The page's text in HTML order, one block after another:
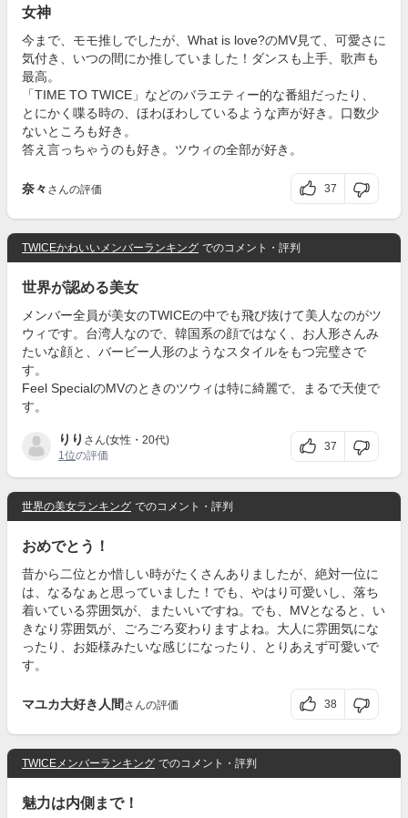
女神
今まで、モモ推しでしたが、What is love?のMV見て、可愛さに
気付き、いつの間にか推していました！ダンスも上手、歌声も
最高。
「TIME TO TWICE」などのバラエティー的な番組だったり、
とにかく喋る時の、ほわほわしているような声が好き。口数少
ないところも好き。
答え言っちゃうのも好き。ツウィの全部が好き。
奈々 さんの評価 37
TWICEかわいいメンバーランキング でのコメント・評判
世界が認める美女
メンバー全員が美女のTWICEの中でも飛び抜けて美人なのがツ
ウィです。台湾人なので、韓国系の顔ではなく、お人形さんみ
たいな顔と、バービー人形のようなスタイルをもつ完璧さで
す。
Feel SpecialのMVのときのツウィは特に綺麗で、まるで天使で
す。
りり さん(女性・20代)
1位の評価
37
世界の美女ランキング でのコメント・評判
おめでとう！
昔から二位とか惜しい時がたくさんありましたが、絶対一位に
は、なるなぁと思っていました！でも、やはり可愛いし、落ち
着いている雰囲気が、またいいですね。でも、MVとなると、い
きなり雰囲気が、ごろごろ変わりますよね。大人に雰囲気にな
ったり、お姫様みたいな感じになったり、とりあえず可愛いで
す。
マユカ大好き人間 さんの評価 38
TWICEメンバーランキング でのコメント・評判
魅力は内側まで！